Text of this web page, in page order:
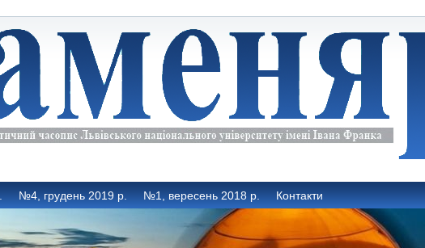
№4, грудень 2019 р. №1, вересень 2018 р. Контакти